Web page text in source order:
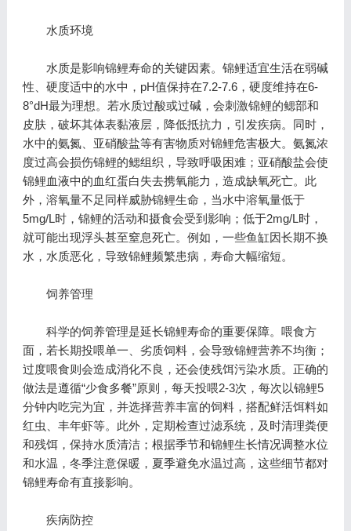
水质环境
水质是影响锦鲤寿命的关键因素。锦鲤适宜生活在弱碱
性、硬度适中的水中，pH值保持在7.2-7.6，硬度维持在6-
8°dH最为理想。若水质过酸或过碱，会刺激锦鲤的鳃部和
皮肤，破坏其体表黏液层，降低抵抗力，引发疾病。同时，
水中的氨氮、亚硝酸盐等有害物质对锦鲤危害极大。氨氮浓
度过高会损伤锦鲤的鳃组织，导致呼吸困难；亚硝酸盐会使
锦鲤血液中的血红蛋白失去携氧能力，造成缺氧死亡。此
外，溶氧量不足同样威胁锦鲤生命，当水中溶氧量低于
5mg/L时，锦鲤的活动和摄食会受到影响；低于2mg/L时，
就可能出现浮头甚至窒息死亡。例如，一些鱼缸因长期不换
水，水质恶化，导致锦鲤频繁患病，寿命大幅缩短。
饲养管理
科学的饲养管理是延长锦鲤寿命的重要保障。喂食方
面，若长期投喂单一、劣质饲料，会导致锦鲤营养不均衡；
过度喂食则会造成消化不良，还会使残饵污染水质。正确的
做法是遵循“少食多餐”原则，每天投喂2-3次，每次以锦鲤5
分钟内吃完为宜，并选择营养丰富的饲料，搭配鲜活饵料如
红虫、丰年虾等。此外，定期检查过滤系统，及时清理粪便
和残饵，保持水质清洁；根据季节和锦鲤生长情况调整水位
和水温，冬季注意保暖，夏季避免水温过高，这些细节都对
锦鲤寿命有直接影响。
疾病防控